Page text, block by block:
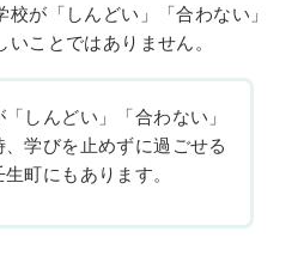
が「しんどい」「合わない」
ことではありません。
しんどい」「合わない」
、学びを止めずに過ごせる
町にもあります。